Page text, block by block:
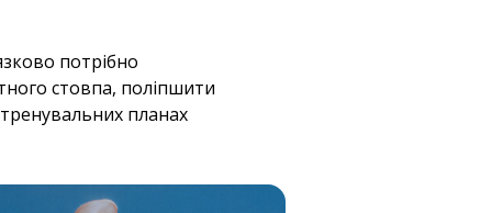
потрібно
стовпа, поліпшити
планах